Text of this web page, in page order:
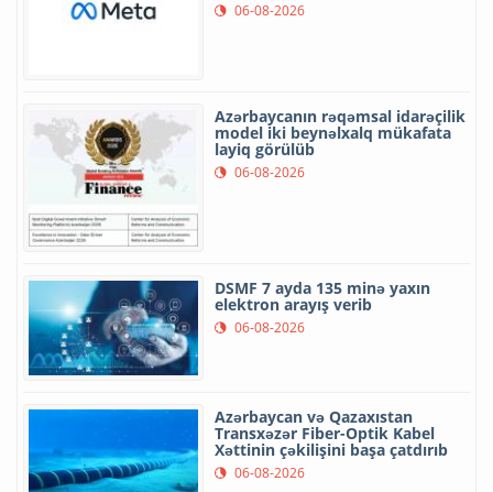
06-08-2026
Azərbaycanın rəqəmsal idarəçilik
model iki beynəlxalq mükafata
layiq görülüb
06-08-2026
DSMF 7 ayda 135 minə yaxın
elektron arayış verib
06-08-2026
Azərbaycan və Qazaxıstan
Transxəzər Fiber-Optik Kabel
Xəttinin çəkilişini başa çatdırıb
06-08-2026